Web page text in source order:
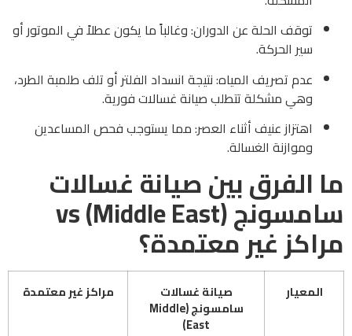
توقف الحلة عن الدوران: وغالباً ما يكون عطلاً في الموتور أو
سير الحركة.
عدم تصريف المياه: نتيجة انسداد الفلتر أو تلف طلمبة الطرد،
وهي مشكلة تتطلب صيانة غسالات فورية.
اهتزاز عنيف أثناء العصر: مما يستوجب فحص المساعدين
وموازنة الغسالة.
ما الفرق بين صيانة غسالات
سامسونج (Middle East) vs
مراكز غير معتمدة؟
المعيار صيانة غسالات
سامسونج (Middle
East)
مراكز غير معتمدة